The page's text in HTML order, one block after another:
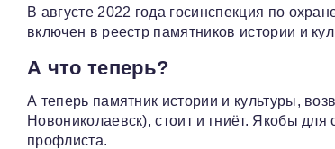
В августе 2022 года госинспекция по
включен в реестр памятников истории и
А что теперь?
А теперь памятник истории и культуры,
Новониколаевск), стоит и гниёт. Якобы
профлиста.